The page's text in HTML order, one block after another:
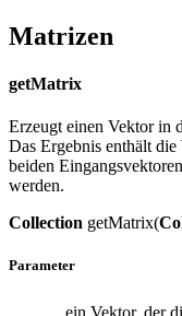
Matrizen
getMatrix
Erzeugt einen Vektor in
Das Ergebnis enthält
beiden
werden.
Collection getMatrix(
Parameter
ein Vektor, der